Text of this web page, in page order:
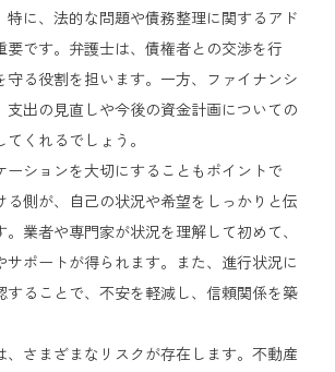
特に、法的な問題や債務整理に関するアド
要です。弁護士は、債権者との交渉を行
守る役割を担います。一方、ファイナンシ
支出の見直しや今後の資金計画についての
くれるでしょう。
ーションを大切にすることもポイントで
る側が、自己の状況や希望をしっかりと伝
業者や専門家が状況を理解して初めて、
サポートが得られます。また、進行状況に
することで、不安を軽減し、信頼関係を築
、さまざまなリスクが存在します。不動産